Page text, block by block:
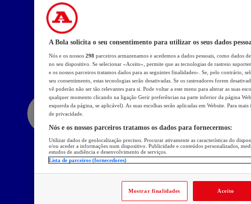
A Bola solicita o seu consentimento para utilizar os seus dados
Nós e os nossos 298 parceiros armazenamos e acedemos a dados pessoais, como dados
no seu dispositivo. Se selecionar «Aceito», permite que as tecnologias de rastreio
e os nossos parceiros tratamos dados para as seguintes finalidades». Se, pelo contrário,
seu consentimento, estas tecnologias serão desativadas. Se os rastreadores forem
vê poderão não ser tão relevantes para si. Pode voltar a este menu para alterar as suas
qualquer momento clicando na ligação Gerir preferências na parte inferior da página
esquerda da página, se aplicável). As suas escolhas serão aplicadas em Website. Para
de privacidade.
Nós e os nossos parceiros tratamos os dados para fornecermos:
Utilizar dados de geolocalização precisos. Procurar ativamente as características do
e/ou aceder a informações num dispositivo. Publicidade e conteúdos personalizados,
estudos de audiência e desenvolvimento de serviços.
Lista de parceiros (fornecedores)
Mostrar finalidades Aceito